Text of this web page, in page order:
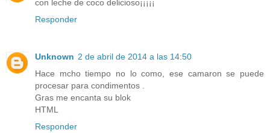
con leche de coco delicioso¡¡¡¡¡
Responder
Unknown 2 de abril de 2014 a las 14:50
Hace mcho tiempo no lo como, ese camaron se puede
procesar para condimentos .
Gras me encanta su blok
HTML
Responder